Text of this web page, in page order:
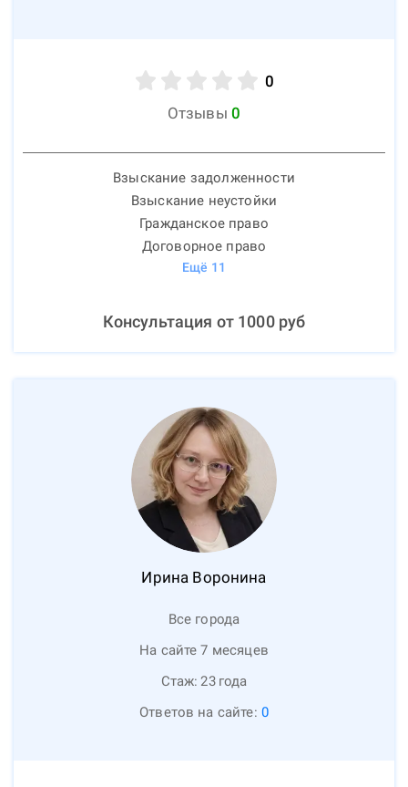
0
Отзывы 0
Взыскание задолженности
Взыскание неустойки
Гражданское право
Договорное право
Ещё 11
Консультация от 1000руб
Ирина Воронина
Все города
На сайте 7 месяцев
Стаж: 23 года
Ответов на сайте: 0